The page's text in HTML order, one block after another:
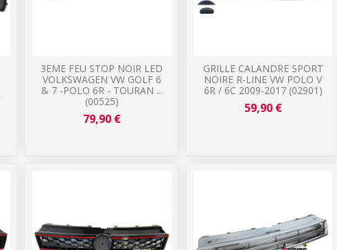
3EME FEU STOP NOIR LED
VOLKSWAGEN VW GOLF 6
& 7 -POLO 6R - TOURAN ...
(00525)
79,90 €
GRILLE CALANDRE SPORT
NOIRE R-LINE VW POLO V
6R / 6C 2009-2017 (02901)
59,90 €